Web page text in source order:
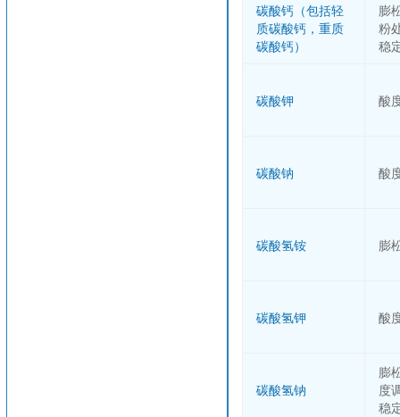
碳酸钙（包括轻
质碳酸钙，重质
碳酸钙）
膨
粉
稳
碳酸钾 酸
碳酸钠 酸
碳酸氢铵 膨
碳酸氢钾 酸
碳酸氢钠
膨
度
稳